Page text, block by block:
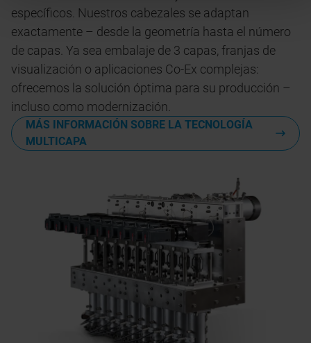
específicos. Nuestros cabezales se adaptan
exactamente – desde la geometría hasta el número
de capas. Ya sea embalaje de 3 capas, franjas de
visualización o aplicaciones Co-Ex complejas:
ofrecemos la solución óptima para su producción –
incluso como modernización.
MÁS INFORMACIÓN SOBRE LA TECNOLOGÍA
MULTICAPA